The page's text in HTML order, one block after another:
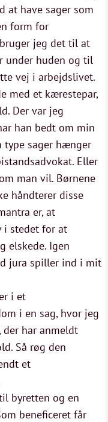
at have sager som
form for
jeg det til at
under huden og til
vej i arbejdslivet.
med et kærestepar,
Der var jeg
han bedt om min
sager hænger
Eller
man vil. Børnene
håndterer disse
er, at
i stedet for at
elskede. Igen
jura spiller ind i mit
i et
i en sag, hvor jeg
har anmeldt
Så røg den
et
byretten og en
beneficeret får